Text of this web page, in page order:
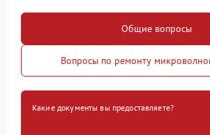
Общие вопросы
Вопросы по ремонту
Какие документы вы предоставляете?